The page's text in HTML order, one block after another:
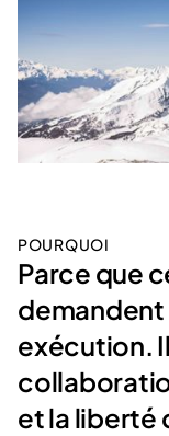
POURQUOI
Parce que
demandent
exécution.
et la liberté